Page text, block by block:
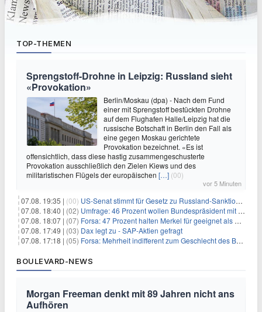
TOP-THEMEN
Sprengstoff-Drohne in Leipzig: Russland sieht
«Provokation»
Berlin/Moskau (dpa) - Nach dem Fund
einer mit Sprengstoff bestückten Drohne
auf dem Flughafen Halle/Leipzig hat die
russische Botschaft in Berlin den Fall als
eine gegen Moskau gerichtete
Provokation bezeichnet. «Es ist
offensichtlich, dass diese hastig zusammengeschusterte
Provokation ausschließlich den Zielen Kiews und des
militaristischen Flügels der europäischen […] (00)
vor 5 Minuten
07.08. 19:35 | (00) US-Senat stimmt für Gesetz zu Russland-Sanktionen
07.08. 18:40 | (02) Umfrage: 46 Prozent wollen Bundespräsident mit Politik-Erfahrung
07.08. 18:07 | (07) Forsa: 47 Prozent halten Merkel für geeignet als Bundespräsidentin
07.08. 17:49 | (03) Dax legt zu - SAP-Aktien gefragt
07.08. 17:18 | (05) Forsa: Mehrheit indifferent zum Geschlecht des Bundespräsidenten
BOULEVARD-NEWS
Morgan Freeman denkt mit 89 Jahren nicht ans
Aufhören